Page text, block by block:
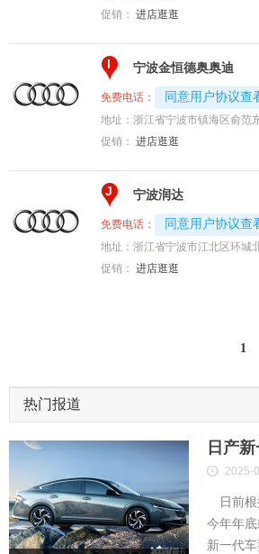
促销： 进店逛逛
I 宁波金恒德奥奥迪
免费电话： 同意用户协议查
4008194313-
地址： 浙江省宁波市镇海区俞范
促销： 进店逛逛
J 宁波润达
免费电话： 同意用户协议查
4008192717-
地址： 浙江省宁波市江北区环城
促销： 进店逛逛
1
热门报道
日产
2025-
日前根
今年年
新一代